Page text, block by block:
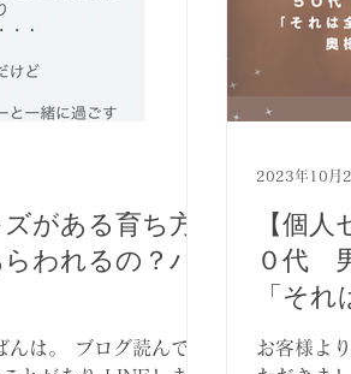
がある育ち方
われるの？パ
は。 ブログ読んでい
【個
０代
「そ
よ」の
お客様よ
2023年10月